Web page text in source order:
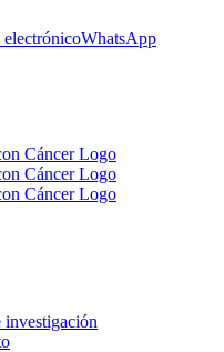
electrónicoWhatsApp
investigación